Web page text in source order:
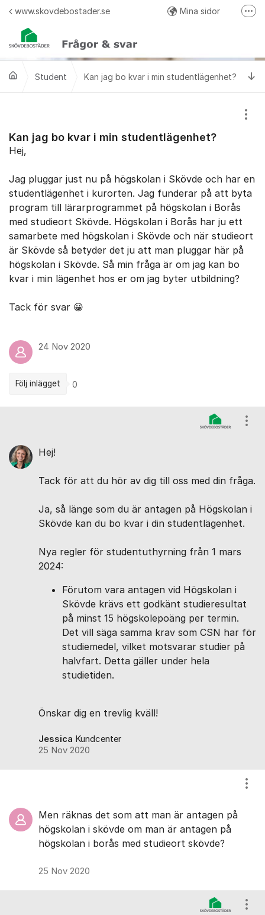
Hoppa till innehåll
www.skovdebostader.se Mina sidor
Instagram
Student Kan jag bo kvar i min studentlägenhet?
Kan jag bo kvar i min studentlägenhet?
Hej,
Jag pluggar just nu på högskolan i Skövde och har en
studentlägenhet i kurorten. Jag funderar på att byta
program till lärarprogrammet på högskolan i Borås
med studieort Skövde. Högskolan i Borås har ju ett
samarbete med högskolan i Skövde och när studieort
är Skövde så betyder det ju att man pluggar här på
högskolan i Skövde. Så min fråga är om jag kan bo
kvar i min lägenhet hos er om jag byter utbildning?
Tack för svar 😀
24 Nov 2020
Följ inlägget 0
Hej!
Tack för att du hör av dig till oss med din fråga.
Ja, så länge som du är antagen på Högskolan i
Skövde kan du bo kvar i din studentlägenhet.
Nya regler för studentuthyrning från 1 mars
2024:
Förutom vara antagen vid Högskolan i
Skövde krävs ett godkänt studieresultat
på minst 15 högskolepoäng per termin.
Det vill säga samma krav som CSN har för
studiemedel, vilket motsvarar studier på
halvfart. Detta gäller under hela
studietiden.
Önskar dig en trevlig kväll!
Jessica Kundcenter
25 Nov 2020
Men räknas det som att man är antagen på
högskolan i skövde om man är antagen på
högskolan i borås med studieort skövde?
25 Nov 2020